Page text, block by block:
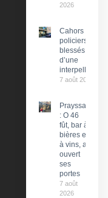
2026
Cahors : Des
policiers
blessés lors
d’une
interpellation
7 août 2026
Prayssac
: O 46
fût, bar à
bières et
à vins, a
ouvert
ses
portes
7 août
2026